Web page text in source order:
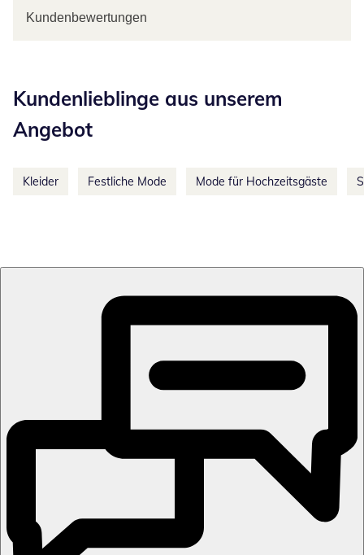
Kundenbewertungen
Kundenlieblinge aus unserem
Angebot
Kleider Festliche Mode Mode für Hochzeitsgäste